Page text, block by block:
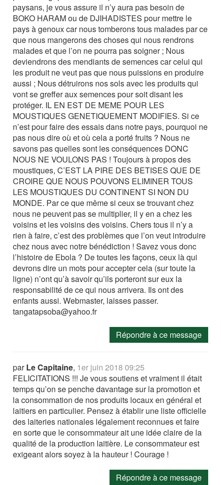
paysans, je vous assure il n’y aura pas besoin de
BOKO HARAM ou de DJIHADISTES pour mettre le
pays à genoux car nous tomberons tous malades par ce
que nous mangerons des choses qui nous rendrons
malades et que l’on ne pourra pas soigner ; Nous
deviendrons des mendiants de semences car celui qui
les produit ne veut pas que nous puissions en produire
aussi ; Nous détruirons nos sols avec les produits qui
vont se greffer aux semences pour soit disant les
protéger. IL EN EST DE MEME POUR LES
MOUSTIQUES GENETIQUEMENT MODIFIES. Si ce
n’est pour faire des essais dans notre pays, pourquoi ne
pas nous dire où et où cela a porté fruits ? Nous ne
savons pas quelles sont les conséquences DONC
NOUS NE VOULONS PAS ! Toujours à propos des
moustiques, C’EST LA PIRE DES BETISES QUE DE
CROIRE QUE NOUS POUVONS ELIMINER TOUS
LES MOUSTIQUES DU CONTINENT SI NON DU
MONDE. Par ce que même si ceux se trouvant chez
nous ne peuvent pas se multiplier, il y en a chez les
voisins et les voisins des voisins. Chers tous il n’y a
rien à faire, c’est des problèmes que l’on veut introduire
chez nous avec notre bénédiction ! Savez vous donc
l’histoire de Ebola ? De toutes les façons, ceux là qui
devrons dire un mots pour accepter cela (sur toute la
ligne) n’ont qu’à savoir qu’ils porteront sur eux la
responsabilité de ce qui nous arrivera. Ils ont des
enfants aussi. Webmaster, laisses passer.
tangatapsoba@yahoo.fr
Répondre à ce message
parLe Capitaine, 1er juin 2018 09:25
FELICITATIONS !!! Je vous soutiens et vraiment il était
temps qu’on se penche davantage sur la promotion et
la consommation de nos produits locaux en général et
laitiers en particulier. Pensez à établir une liste officielle
des laiteries nationales légalement reconnues et faire
en sorte que le consommateur ait une idée claire de la
qualité de la production laitière. Le consommateur est
exigeant alors soyez à la hauteur ! Courage !
Répondre à ce message